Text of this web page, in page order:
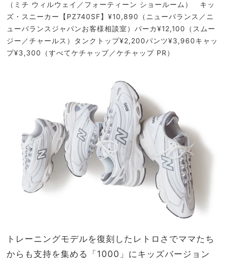
（ミチ ウィルウェイ／フォーティーン ショールーム） キッ
ズ・スニーカー【PZ740SF】¥10,890（ニューバランス／ニ
ューバランスジャパンお客様相談室）パーカ¥12,100（スムー
ジー／チャールス）タンクトップ¥2,200パンツ¥3,960キャッ
プ¥3,300（すべてケチャップ／ケチャップ PR）
トレーニングモデルを復刻したレトロさでママたち
からも支持を集める「1000」にキッズバージョン